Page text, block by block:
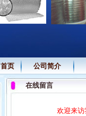
首页 公司简介
在线留言
欢迎来